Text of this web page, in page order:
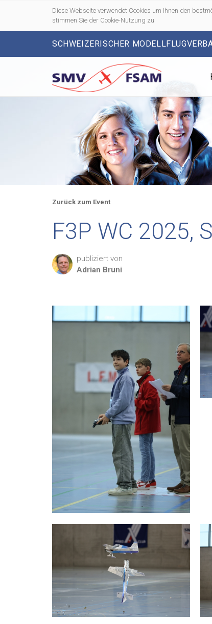
Diese Webseite verwendet Cookies um Ihnen den
stimmen Sie der Cookie-Nutzung zu
SCHWEIZERISCHER
Zurück zum Event
F3P WC 2025,
publiziert von
Adrian Bruni